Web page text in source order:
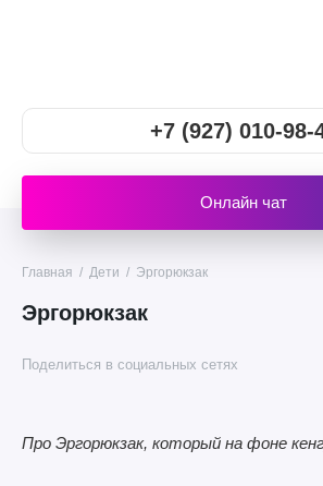
+7 (927) 010-98-
Онлайн чат
Главная / Дети / Эргорюкзак
Эргорюкзак
Поделиться в социальных сетях
Про Эргорюкзак, который на фоне